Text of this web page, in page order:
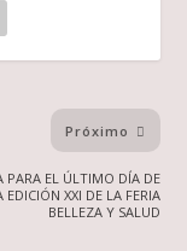
Próximo
PARA EL ÚLTIMO DÍA DE
EDICIÓN XXI DE LA FERIA
BELLEZA Y SALUD